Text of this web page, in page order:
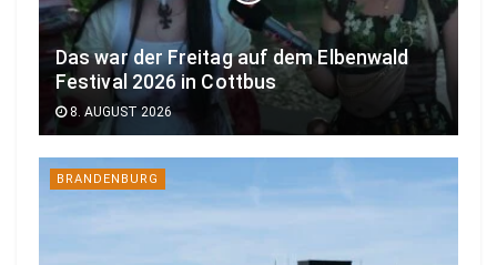
Das war der Freitag auf dem Elbenwald
Festival 2026 in Cottbus
8. AUGUST 2026
BRANDENBURG